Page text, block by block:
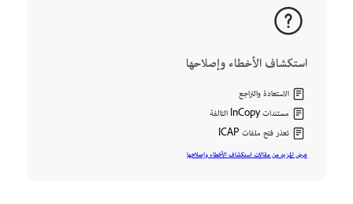
استكشاف الأخطاء وإصلاحها
الاستعادة والتراجع
مستندات InCopy التالفة
تعذر فتح ملفات ICAP
عرض المزيد من مقالات استكشاف الأخطاء وإصلاحها